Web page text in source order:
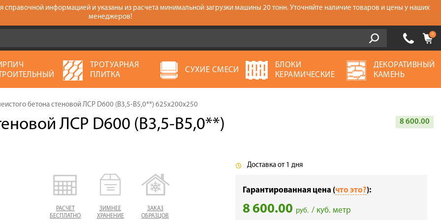
справочной информацией и указаны из расчета минимальной загрузки машины 20 тонн. Уточняйте наличие товаров и цены у наших
менеджеров!
0
ТРОТУАРНАЯ
ПЛИТКА
СУХИЕ СМЕСИ
БЛОКИ
КЕРАМИЧЕСКИЕ
ДЕКОРАТИВНЫЙ
КАМЕНЬ
бетона стеновой ЛСР D600 (В3,5-B5,0**) 625х200х250
ЛСР D600 (В3,5-B5,0**)
8 600.00
РАСЧЕТ
БЕСПЛАТНО
ЗИМНЕЕ
ХРАНЕНИЕ
ЗАКАЗ
ОБРАЗЦОВ
Доставка от 1 дня
Гарантированная цена (что это?):
8 600.00 руб. / куб. метр